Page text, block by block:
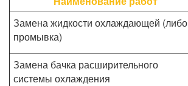
Замена жидкости охлаждающей (либо
промывка)
Замена бачка расширительного
системы охлаждения